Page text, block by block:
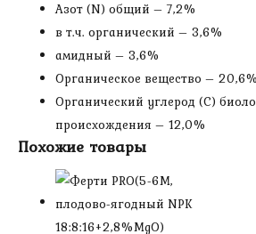
Азот (N) общий – 7,2%
в т.ч. органический – 3,6%
амидный – 3,6%
Органическое вещество – 20,6%
Органический углерод (С)
происхождения – 12,0%
Похожие товары